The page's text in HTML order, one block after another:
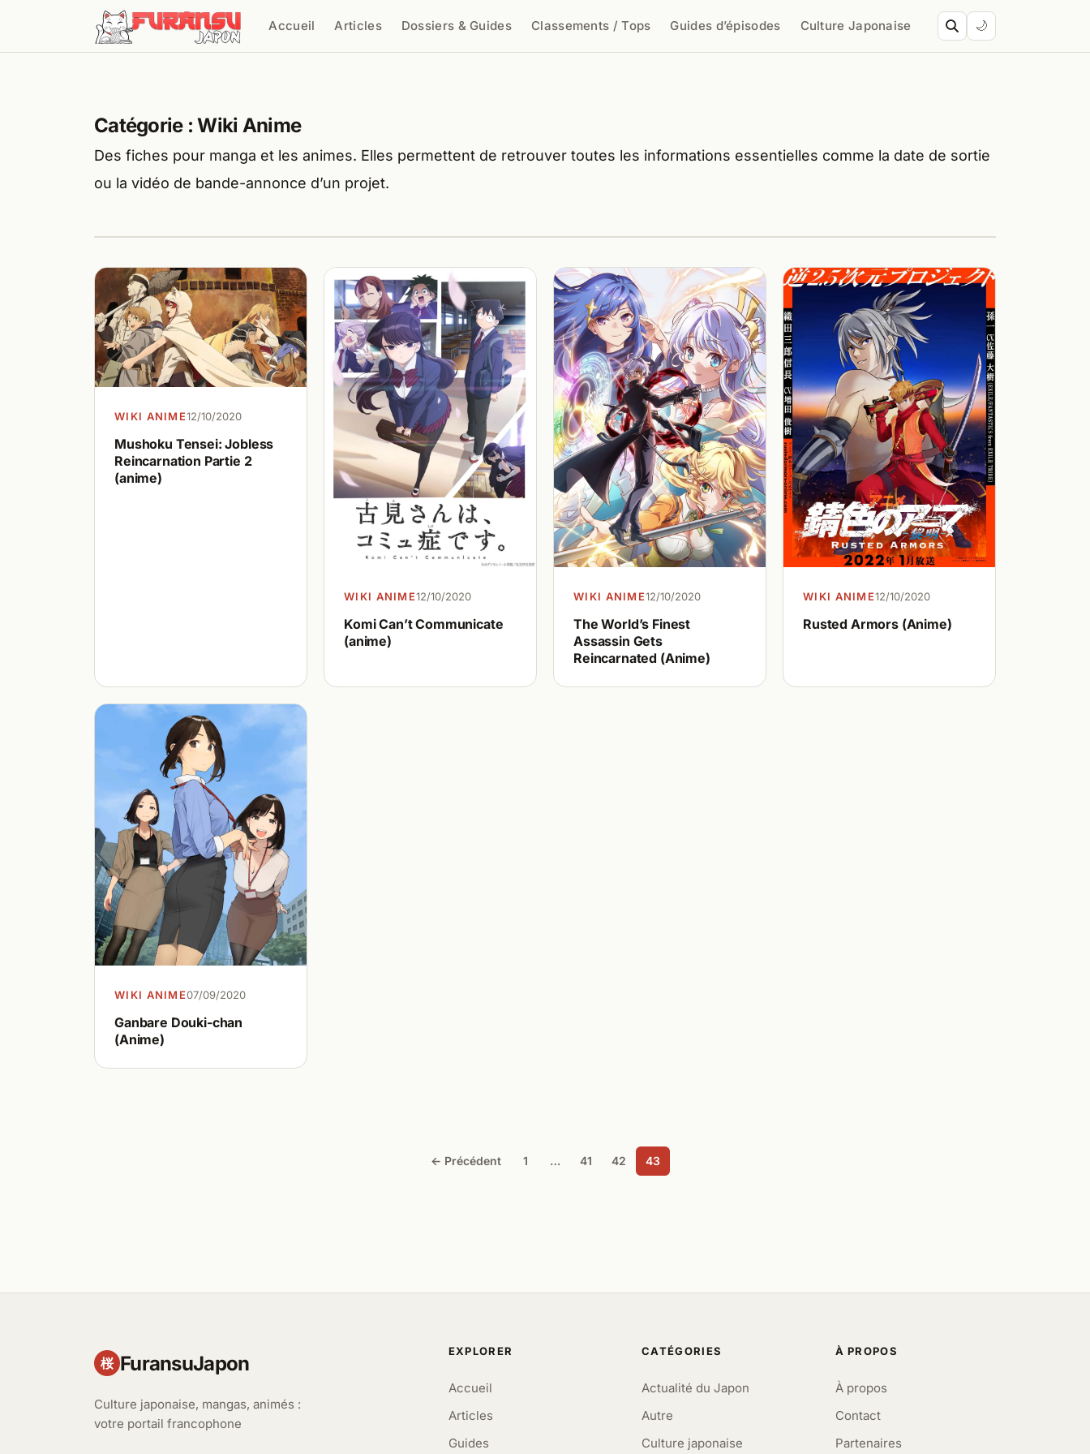
Aller au contenu
Accueil Articles Dossiers & Guides Classements / Tops Guides d’épisodes Culture Japonaise 🌙
Catégorie :Wiki Anime
Des fiches pour manga et les animes. Elles permettent de retrouver toutes les informations essentielles comme la date de sortie
ou la vidéo de bande-annonce d’un projet.
WIKI ANIME12/10/2020
Mushoku Tensei: Jobless
Reincarnation Partie 2
(anime)
WIKI ANIME12/10/2020
Komi Can’t Communicate
(anime)
WIKI ANIME12/10/2020
The World’s Finest
Assassin Gets
Reincarnated (Anime)
WIKI ANIME12/10/2020
Rusted Armors (Anime)
WIKI ANIME07/09/2020
Ganbare Douki-chan
(Anime)
← Précédent 1 … 41 42 43
桜 FuransuJapon
Culture japonaise, mangas, animés :
votre portail francophone
EXPLORER
Accueil
Articles
Guides
CATÉGORIES
Actualité du Japon
Autre
Culture japonaise
À PROPOS
À propos
Contact
Partenaires